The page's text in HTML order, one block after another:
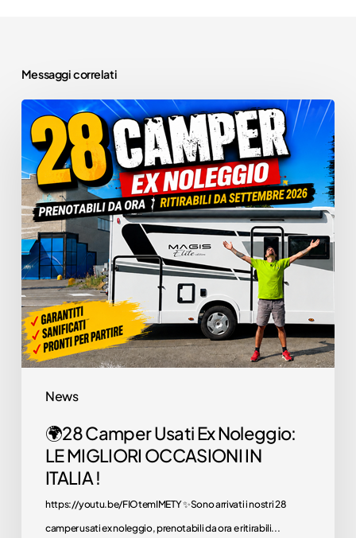
Messaggi correlati
News
🌍
28
Camper
Usati
Ex
Noleggio:
LE
MIGLIORI
OCCASIONI
IN
ITALIA
!
🌍28 Camper Usati Ex Noleggio:
LE MIGLIORI OCCASIONI IN
ITALIA !
https://youtu.be/FIOtemIMETY ✨Sono arrivati i nostri 28
camper usati ex noleggio, prenotabili da ora e ritirabili...
Camper
nuovi
Scopri i camper in
vendita presso la
concessionaria!
Scoprili
ora
Offriamo una
selezione di camper
usati, garantiti. Trova il
Scoprili